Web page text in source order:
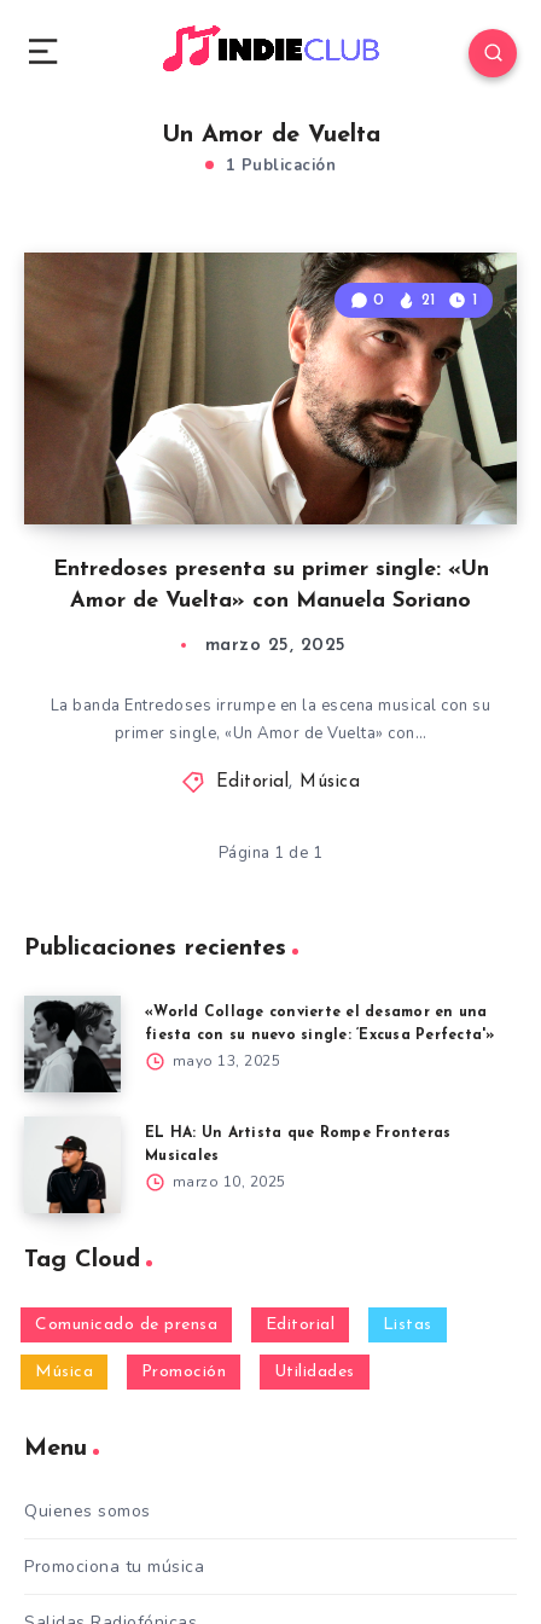
Un Amor de Vuelta
1 Publicación
Entredoses presenta su primer single: «Un
Amor de Vuelta» con Manuela Soriano
0 21 1
marzo 25, 2025
La banda Entredoses irrumpe en la escena musical con su
primer single, «Un Amor de Vuelta» con…
Editorial, Música
Página 1 de 1
Publicaciones recientes
«World Collage convierte el desamor en una
fiesta con su nuevo single: ‘Excusa Perfecta'»
mayo 13, 2025
EL HA: Un Artista que Rompe Fronteras
Musicales
marzo 10, 2025
Tag Cloud
Comunicado de prensa Editorial Listas
Música Promoción Utilidades
Menu
Quienes somos
Promociona tu música